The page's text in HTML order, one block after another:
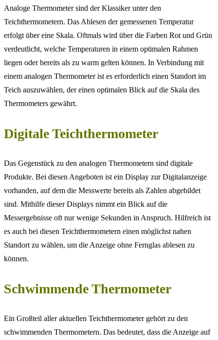
Analoge Thermometer sind der Klassiker unter den
Teichthermometern. Das Ablesen der gemessenen Temperatur
erfolgt über eine Skala. Oftmals wird über die Farben Rot und Grün
verdeutlicht, welche Temperaturen in einem optimalen Rahmen
liegen oder bereits als zu warm gelten können. In Verbindung mit
einem analogen Thermometer ist es erforderlich einen Standort im
Teich auszuwählen, der einen optimalen Blick auf die Skala des
Thermometers gewährt.
Digitale Teichthermometer
Das Gegenstück zu den analogen Thermometern sind digitale
Produkte. Bei diesen Angeboten ist ein Display zur Digitalanzeige
vorhanden, auf dem die Messwerte bereits als Zahlen abgebildet
sind. Mithilfe dieser Displays nimmt ein Blick auf die
Messergebnisse oft nur wenige Sekunden in Anspruch. Hilfreich ist
es auch bei diesen Teichthermometern einen möglichst nahen
Standort zu wählen, um die Anzeige ohne Fernglas ablesen zu
können.
Schwimmende Thermometer
Ein Großteil aller aktuellen Teichthermometer gehört zu den
schwimmenden Thermometern. Das bedeutet, dass die Anzeige auf